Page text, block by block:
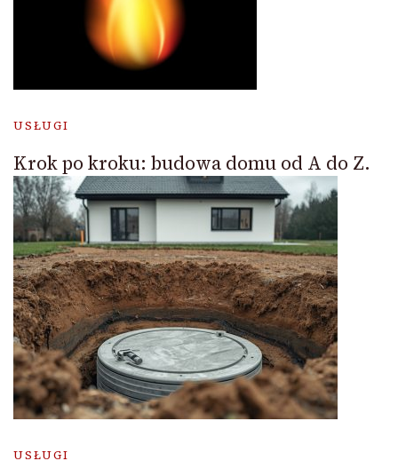
USŁUGI
Krok po kroku: budowa domu od A do Z.
USŁUGI